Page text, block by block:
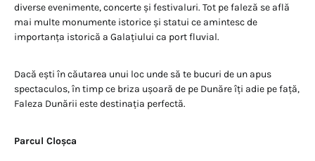
diverse evenimente, concerte și festivaluri. Tot pe faleză se află
mai multe monumente istorice și statui ce amintesc de
importanța istorică a Galațiului ca port fluvial.
Dacă ești în căutarea unui loc unde să te bucuri de un apus
spectaculos, în timp ce briza ușoară de pe Dunăre îți adie pe față,
Faleza Dunării este destinația perfectă.
Parcul Cloșca